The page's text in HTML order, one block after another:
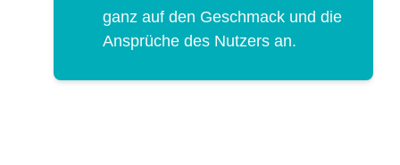
ganz auf den Geschmack und die
Ansprüche des Nutzers an.